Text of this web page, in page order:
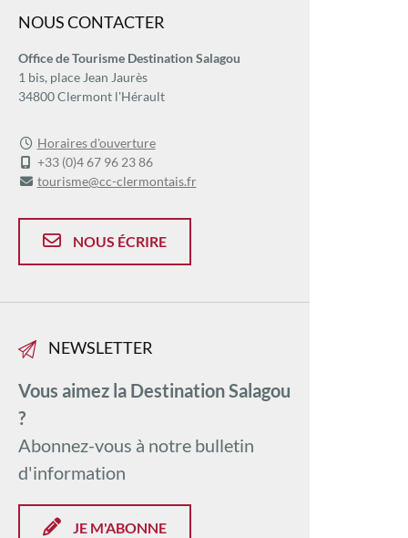
NOUS CONTACTER
Office de Tourisme Destination Salagou
1 bis, place Jean Jaurès
34800 Clermont l'Hérault
Horaires d'ouverture
+33 (0)4 67 96 23 86
tourisme@cc-clermontais.fr
NOUS ÉCRIRE
NEWSLETTER
Vous aimez la Destination Salagou
?
Abonnez-vous à notre bulletin
d'information
JE M'ABONNE